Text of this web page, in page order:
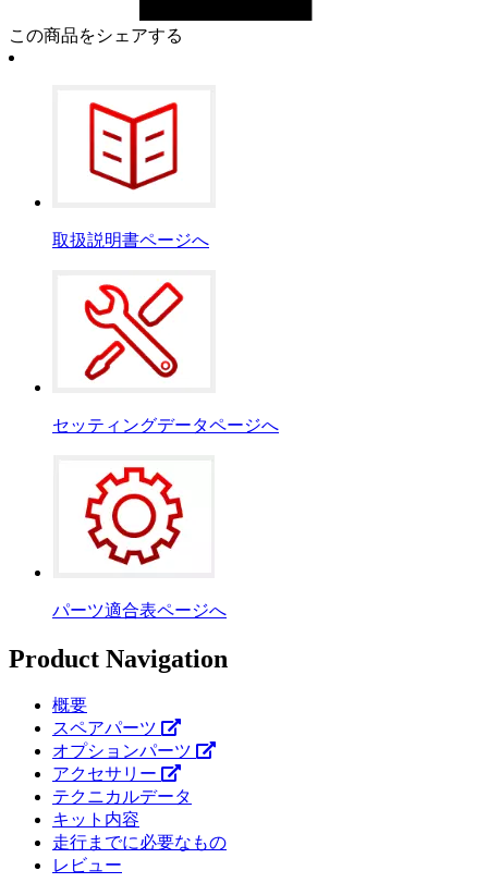
この商品をシェアする
取扱説明書ページへ
セッティングデータページへ
パーツ適合表ページへ
Product Navigation
概要
スペアパーツ
オプションパーツ
アクセサリー
テクニカルデータ
キット内容
走行までに必要なもの
レビュー